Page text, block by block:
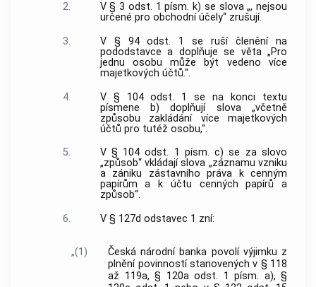
2.
V § 3 odst. 1 písm. k) se slova „, nejsou
určené pro obchodní účely“ zrušují.
3.
V § 94 odst. 1 se ruší členění na
pododstavce a doplňuje se věta „Pro
jednu osobu může být vedeno více
majetkových účtů.“.
4.
V § 104 odst. 1 se na konci textu
písmene b) doplňují slova „včetně
způsobu zakládání více majetkových
účtů pro tutéž osobu,“.
5.
V § 104 odst. 1 písm. c) se za slovo
„způsob“ vkládají slova „záznamu vzniku
a zániku zástavního práva k cenným
papírům a k účtu cenných papírů a
způsob“.
6.
V § 127d odstavec 1 zní:
„(1)
Česká národní banka povolí výjimku z
plnění povinností stanovených v § 118
až 119a, § 120a odst. 1 písm. a), §